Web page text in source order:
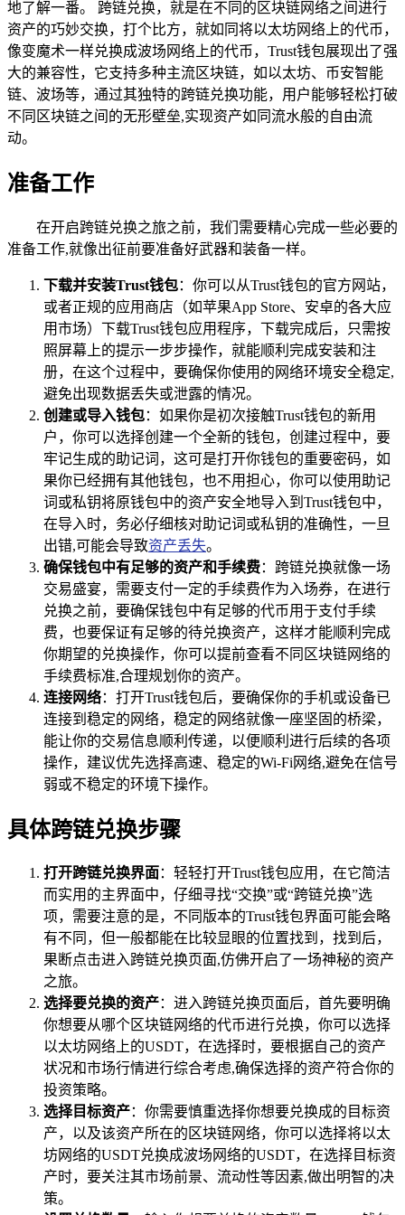
地了解一番。 跨链兑换，就是在不同的区块链网络之间进行
资产的巧妙交换，打个比方，就如同将以太坊网络上的代币，
像变魔术一样兑换成波场网络上的代币，Trust钱包展现出了强
大的兼容性，它支持多种主流区块链，如以太坊、币安智能
链、波场等，通过其独特的跨链兑换功能，用户能够轻松打破
不同区块链之间的无形壁垒,实现资产如同流水般的自由流
动。
准备工作
在开启跨链兑换之旅之前，我们需要精心完成一些必要的
准备工作,就像出征前要准备好武器和装备一样。
下载并安装Trust钱包：你可以从Trust钱包的官方网站，
或者正规的应用商店（如苹果App Store、安卓的各大应
用市场）下载Trust钱包应用程序，下载完成后，只需按
照屏幕上的提示一步步操作，就能顺利完成安装和注
册，在这个过程中，要确保你使用的网络环境安全稳定,
避免出现数据丢失或泄露的情况。
创建或导入钱包：如果你是初次接触Trust钱包的新用
户，你可以选择创建一个全新的钱包，创建过程中，要
牢记生成的助记词，这可是打开你钱包的重要密码，如
果你已经拥有其他钱包，也不用担心，你可以使用助记
词或私钥将原钱包中的资产安全地导入到Trust钱包中，
在导入时，务必仔细核对助记词或私钥的准确性，一旦
出错,可能会导致资产丢失。
确保钱包中有足够的资产和手续费：跨链兑换就像一场
交易盛宴，需要支付一定的手续费作为入场券，在进行
兑换之前，要确保钱包中有足够的代币用于支付手续
费，也要保证有足够的待兑换资产，这样才能顺利完成
你期望的兑换操作，你可以提前查看不同区块链网络的
手续费标准,合理规划你的资产。
连接网络：打开Trust钱包后，要确保你的手机或设备已
连接到稳定的网络，稳定的网络就像一座坚固的桥梁，
能让你的交易信息顺利传递，以便顺利进行后续的各项
操作，建议优先选择高速、稳定的Wi-Fi网络,避免在信号
弱或不稳定的环境下操作。
具体跨链兑换步骤
打开跨链兑换界面：轻轻打开Trust钱包应用，在它简洁
而实用的主界面中，仔细寻找“交换”或“跨链兑换”选
项，需要注意的是，不同版本的Trust钱包界面可能会略
有不同，但一般都能在比较显眼的位置找到，找到后，
果断点击进入跨链兑换页面,仿佛开启了一场神秘的资产
之旅。
选择要兑换的资产：进入跨链兑换页面后，首先要明确
你想要从哪个区块链网络的代币进行兑换，你可以选择
以太坊网络上的USDT，在选择时，要根据自己的资产
状况和市场行情进行综合考虑,确保选择的资产符合你的
投资策略。
选择目标资产：你需要慎重选择你想要兑换成的目标资
产，以及该资产所在的区块链网络，你可以选择将以太
坊网络的USDT兑换成波场网络的USDT，在选择目标资
产时，要关注其市场前景、流动性等因素,做出明智的决
策。